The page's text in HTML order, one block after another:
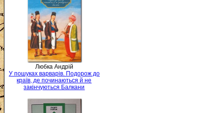
Любка Андрій
У пошуках варварів. Подорож до
країв, де починаються й не
закінчуються Балкани